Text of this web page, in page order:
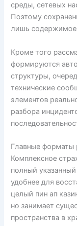
среды, сетевых
Поэтому
лишь
Кроме того
формируются
структуры,
технические
элементов
разбора
Главные форматы
Комплексное
полный
удобнее для
целый пин ап
но занимает
пространства в